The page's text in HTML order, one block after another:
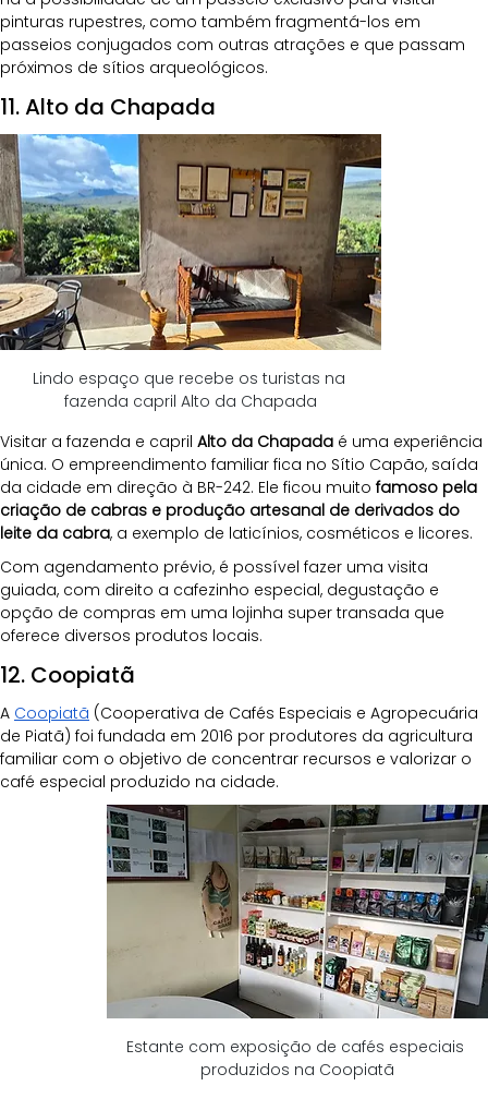
pinturas rupestres, como também fragmentá-los em
passeios conjugados com outras atrações e que passam
próximos de sítios arqueológicos.
11. Alto da Chapada
Lindo espaço que recebe os turistas na
fazenda capril Alto da Chapada
Visitar a fazenda e capril Alto da Chapada é uma experiência
única. O empreendimento familiar fica no Sítio Capão, saída
da cidade em direção à BR-242. Ele ficou muito famoso pela
criação de cabras e produção artesanal de derivados do
leite da cabra, a exemplo de laticínios, cosméticos e licores.
Com agendamento prévio, é possível fazer uma visita
guiada, com direito a cafezinho especial, degustação e
opção de compras em uma lojinha super transada que
oferece diversos produtos locais.
12. Coopiatã
A Coopiatã (Cooperativa de Cafés Especiais e Agropecuária
de Piatã) foi fundada em 2016 por produtores da agricultura
familiar com o objetivo de concentrar recursos e valorizar o
café especial produzido na cidade.
Estante com exposição de cafés especiais
produzidos na Coopiatã